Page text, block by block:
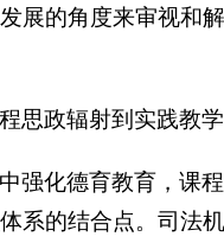
展的角度来审视和
思政辐射到实践教
强化德育教育，课
系的结合点。司法